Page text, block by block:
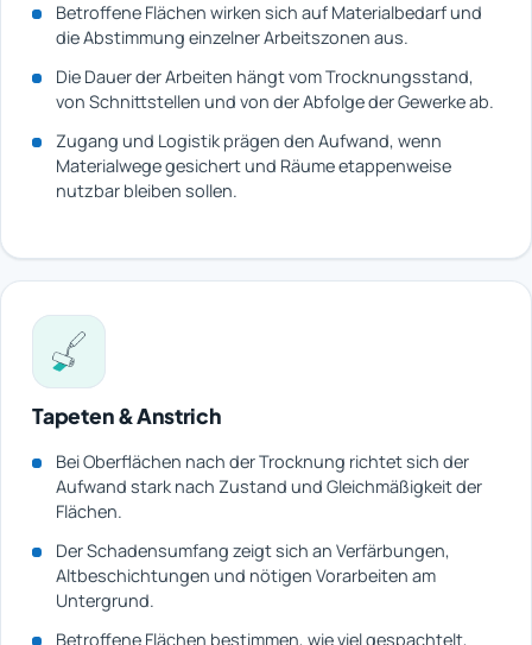
Betroffene Flächen wirken sich auf Materialbedarf und
die Abstimmung einzelner Arbeitszonen aus.
Die Dauer der Arbeiten hängt vom Trocknungsstand,
von Schnittstellen und von der Abfolge der Gewerke ab.
Zugang und Logistik prägen den Aufwand, wenn
Materialwege gesichert und Räume etappenweise
nutzbar bleiben sollen.
Tapeten & Anstrich
Bei Oberflächen nach der Trocknung richtet sich der
Aufwand stark nach Zustand und Gleichmäßigkeit der
Flächen.
Der Schadensumfang zeigt sich an Verfärbungen,
Altbeschichtungen und nötigen Vorarbeiten am
Untergrund.
Betroffene Flächen bestimmen, wie viel gespachtelt,